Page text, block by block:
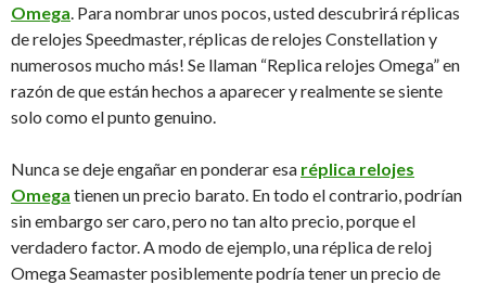
Omega. Para nombrar unos pocos, usted descubrirá réplicas
de relojes Speedmaster, réplicas de relojes Constellation y
numerosos mucho más! Se llaman “Replica relojes Omega” en
razón de que están hechos a aparecer y realmente se siente
solo como el punto genuino.
Nunca se deje engañar en ponderar esa réplica relojes
Omega tienen un precio barato. En todo el contrario, podrían
sin embargo ser caro, pero no tan alto precio, porque el
verdadero factor. A modo de ejemplo, una réplica de reloj
Omega Seamaster posiblemente podría tener un precio de